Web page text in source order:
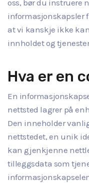
oss, bør du instruere
informasjonskapsler
at vi kanskje ikke
innholdet og
Hva er en
En
nettsted lagrer på
Den inneholder
nettstedet, en unik
kan gjenkjenne
tilleggsdata som